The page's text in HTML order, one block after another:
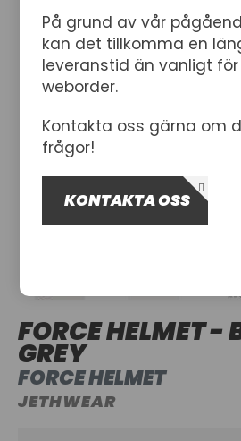
FORCE HELMET -
GREY
FORCE HELMET
JETHWEAR
På grund av vår
kan det tillkomma en
leveranstid än vanligt
weborder.
Kontakta oss gärna om
frågor!
KONTAKTA OSS